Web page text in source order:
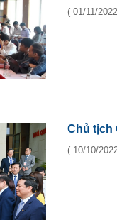
( 01/11/
Chủ tịch
( 10/10/